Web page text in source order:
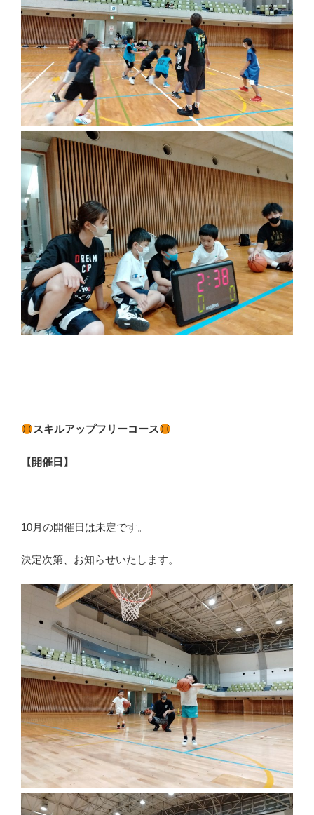
スキルアップフリーコース
【開催日】
10月の開催日は未定です。
決定次第、お知らせいたします。